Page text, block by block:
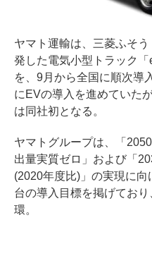
ヤマト運輸は、三菱ふそ
発した電気小型トラック
を、9月から全国に順次導
にEVの導入を進めていた
は同社初となる。
ヤマトグループは、「
出量実質ゼロ」および「
(2020年度比)」の実現に
台の導入目標を掲げてお
環。